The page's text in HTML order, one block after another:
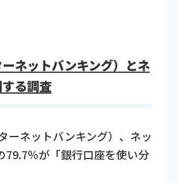
ネットバンキング）とネ
る調査
ーネットバンキング）、ネッ
79.7％が「銀行口座を使い分